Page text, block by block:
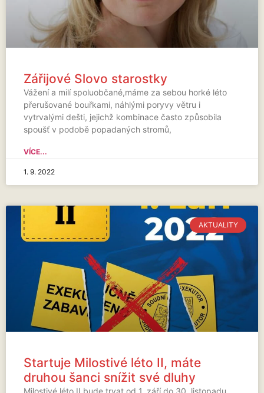
Zářijové Slovo starostky
Vážení a milí spoluobčané,máme za sebou horké léto
přerušované bouřkami, náhlými poryvy větru i
vytrvalými dešti, jejichž kombinace často způsobila
spoušť v podobě popadaných stromů,
VÍCE...
1. 9. 2022
AKTUALITY
Startuje Milostivé léto II, máte
druhou šanci snížit své dluhy
Milostivé léto II bude trvat od 1. září do 30. listopadu